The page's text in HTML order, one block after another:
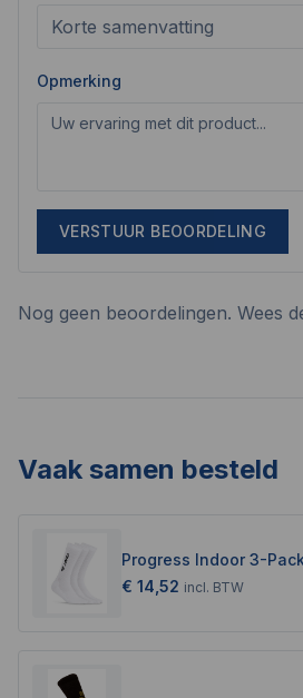
Opmerking
VERSTUUR BEOORDELING
Nog geen beoordelingen. Wees
Vaak samen besteld
Progress Indoor 3-
€ 14,52 incl. BTW